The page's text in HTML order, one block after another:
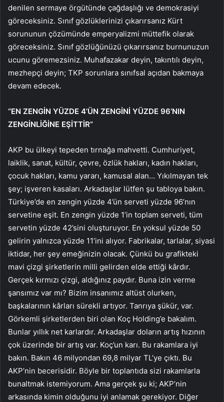
denilen sermaye örgütünde çağdaşlığı ve demokrasiyi
göreceksiniz. Sınıf gözlüklerinizi çıkarırsanız Kürt
sorununun çözümünde emperyalizmi müttefik olarak
göreceksiniz. Sınıf gözlüğünüzü çıkarırsanız burnunuzun
ucunu göremezsiniz. Muhafazakar deyin, takıntılı deyin,
mezhepçi deyin; TKP sorunlara sınıfsal açıdan bakmaya
devam edecek.
“EN ZENGİN YÜZDE 4’ÜN ZENGİNİ YÜZDE 96’NIN
ZENGİNLİĞİNE EŞİTTİR”
AKP bu ülkeyi tepeden tırnağa mahvetti. Cumhuriyet,
laiklik, sanat, kültür, çevre, özlük hakları, kadın hakları,
çocuk hakları, kamu yararı, kamusal alan… Yıkılmayan tek
şey; işveren kasaları. Arkadaşlar lütfen şu tabloya bakın.
Türkiye’de en zengin yüzde 4’ün serveti yüzde 96’nın
servetine eşit. En zengin yüzde 1’in toplam serveti, tüm
servetin yüzde 42’sini oluşturuyor. En yoksul yüzde 50
gelirin yalnızca yüzde 11’ini alıyor. Fabrikalar, tarlalar, siyasi
iktidar, her şey emeğinizin olacak. Çünkü bu grafikteki
mavi çizgi şirketlerin milli gelirden elde ettiği kârdır.
Gerçek kırmızı çizgi, aldığınız paydır. Buna izin verme
şansımız var mı? Bizim insanımız altüst olurken,
başkalarının kârları sürekli artıyor. Tanrıya şükür, var.
Görkemli şirketlerden biri olan Koç Holding’e bakalım.
Bunlar yıllık net karlardır. Arkadaşlar doların artış hızının
çok üzerinde bir artış var. Koç’un karı. Bu rakamlara iyi
bakın. Bakın 46 milyondan 69,8 milyar TL’ye çıktı. Bu
AKP’nin becerisidir. Böyle bir toplantıda sizi rakamlarla
bunaltmak istemiyorum. Ama gerçek şu ki; AKP’nin
arkasında kimin olduğunu iyi anlamak gerekiyor. Diğer